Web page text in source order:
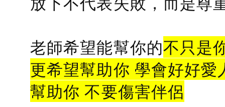
老師希望能幫你的不只是
更希望幫助你 學會好好愛
幫助你 不要傷害伴侶